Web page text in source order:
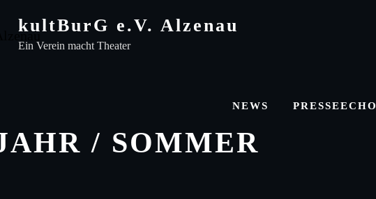
kultBurG e.V. Alzenau
Ein Verein macht Theater
NEWS PRESSEECHO
/ SOMMER